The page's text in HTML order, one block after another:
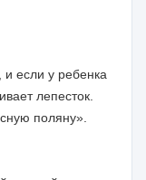
и если у ребенка
лепесток.
поляну».